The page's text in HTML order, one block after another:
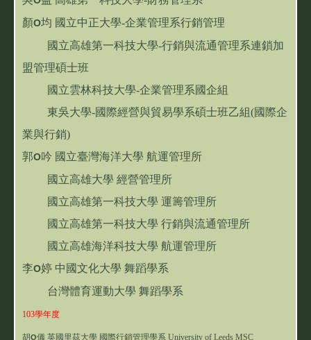
顏O均 國立中正大學-企業管理系行銷管理
國立高雄第一科技大學-行銷與流通管理系連鎖加
盟管理碩士班
國立雲林科技大學-企業管理系國企組
東吳大學-國際經營與貿易學系碩士班乙組(國際企
業與行銷)
郭O吟 國立臺灣海洋大學 航運管理所
國立高雄大學 經營管理所
國立高雄第一科技大學 運籌管理所
國立高雄第一科技大學 行銷與流通管理所
國立高雄海洋科技大學 航運管理所
李O婷 中國文化大學 舞蹈學系
台灣體育運動大學 舞蹈學系
103學年度
胡O儀 英國里茲大學 國際行銷管理學系 University of Leeds MSC